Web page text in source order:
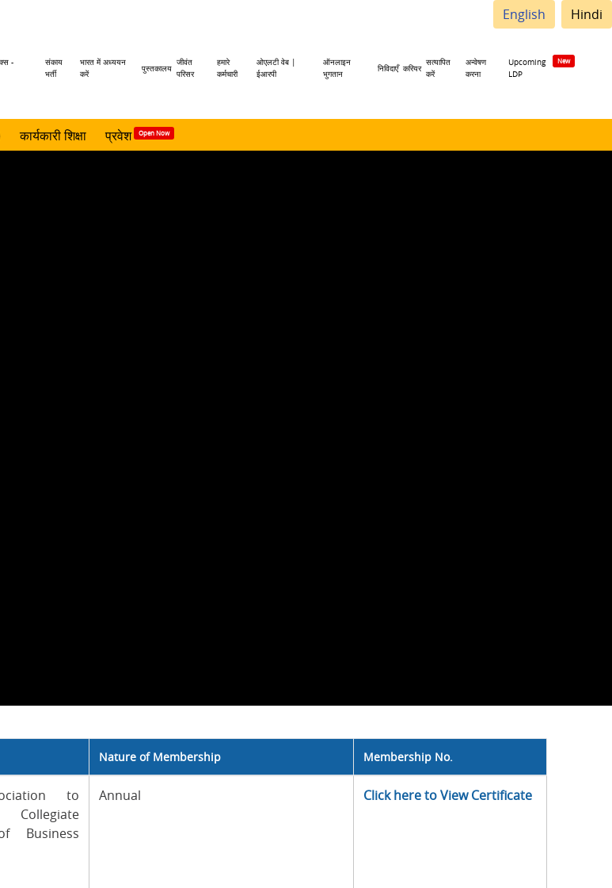
English Hindi
-
संकाय
भर्ती
भारत में अध्ययन
करें
पुस्तकालय
जीवंत
परिसर
हमारे
कर्मचारी
ओएलटी वेब |
ईआरपी
ऑनलाइन
भुगतान
निविदाएँ करियर
सत्यापित
करें
अन्वेषण
करना
Upcoming
LDP
कार्यकारी शिक्षा प्रवेश
Nature of Membership Membership No.
to
Business
Annual Click here to View Certificate